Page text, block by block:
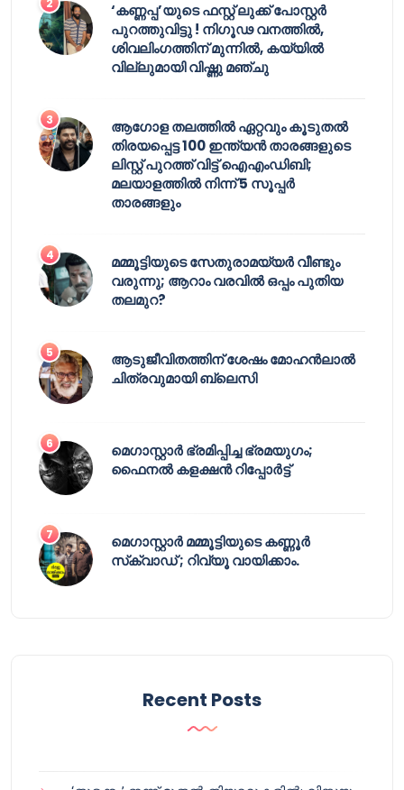
‘കണ്ണപ്പ’യുടെ ഫസ്റ്റ് ലുക്ക് പോസ്റ്റർ
പുറത്തുവിട്ടു ! നിഗൂഢ വനത്തിൽ,
ശിവലിംഗത്തിന് മുന്നിൽ, കയ്യിൽ
വില്ലുമായി വിഷ്ണു മഞ്ചു
ആഗോള തലത്തിൽ ഏറ്റവും കൂടുതൽ
തിരയപ്പെട്ട 100 ഇന്ത്യൻ താരങ്ങളുടെ
ലിസ്റ്റ് പുറത്ത് വിട്ട് ഐഎംഡിബി;
മലയാളത്തിൽ നിന്ന് 5 സൂപ്പർ
താരങ്ങളും
മമ്മൂട്ടിയുടെ സേതുരാമയ്യർ വീണ്ടും
വരുന്നു; ആറാം വരവിൽ ഒപ്പം പുതിയ
തലമുറ?
ആടുജീവിതത്തിന് ശേഷം മോഹൻലാൽ
ചിത്രവുമായി ബ്ലെസി
മെഗാസ്റ്റാർ ഭ്രമിപ്പിച്ച ഭ്രമയുഗം;
ഫൈനൽ കളക്ഷൻ റിപ്പോർട്ട്
മെഗാസ്റ്റാർ മമ്മൂട്ടിയുടെ കണ്ണൂർ
സ്‌ക്വാഡ് ; റിവ്യൂ വായിക്കാം.
Recent Posts